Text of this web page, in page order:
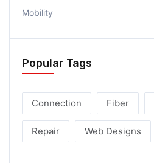
Mobility
Popular Tags
Connection Fiber
Repair Web Designs